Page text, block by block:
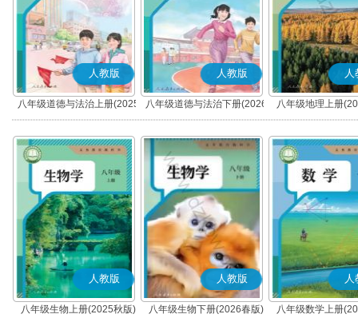
人教版
八年级道德与法治上册(2025
秋版)(部编版)
人教版
八年级道德与法治下册(2026
春版)(部编版)
人
八年级地理上册
人教版
八年级生物上册(2025秋版)
人教版
八年级生物下册(2026春版)
人
八年级数学上册